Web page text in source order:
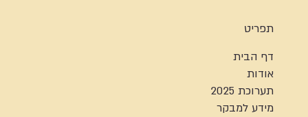
תפריט
דף הבית
אודות
תערוכת 2025
מידע למבקר